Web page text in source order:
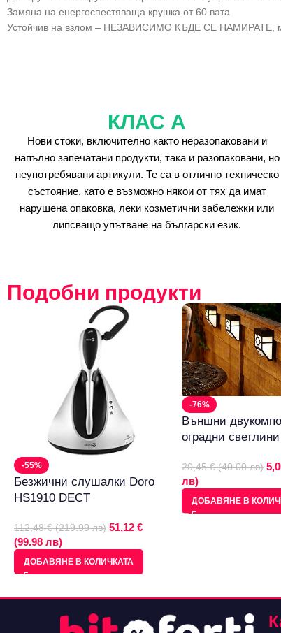
Замяна на енергоспестяваща крушка от 60 вата
Устойчив на взлом – НЕЗАВИСИМО КЪДЕ СЕ НАМИРАТЕ,
КЛАС А
Нови стоки, включително както неразопаковани и
напълно запечатани продукти, така и разопаковани, но
неупотребявани артикули. Те са в отлично техническо
състояние, като е възможно някои от тях да имат
нарушена опаковка, леки козметични забележки или
липсващо упътване на български език.
Подобни продукти
-55%
Безжични слушалки Doro
HS1910 DECT
112,48 € (219.99 лв) 51,12 €
(99.98 лв)
ДОБАВЯНЕ В КОЛИЧКАТА
-76%
Външни
оградни
20,45 € (40.00 лв)
лв)
ДОБАВЯНЕ В